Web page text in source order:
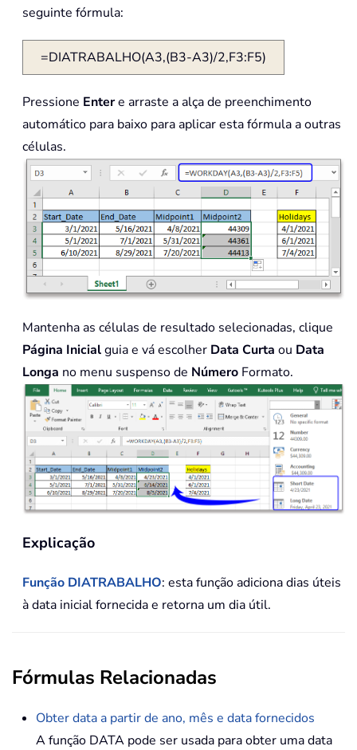
seguinte fórmula:
=DIATRABALHO(A3,(B3-A3)/2,F3:F5)
Pressione Entere arraste a alça de preenchimento
automático para baixo para aplicar esta fórmula a outras
células.
Mantenha as células de resultado selecionadas, clique
Página Inicialguia e vá escolher Data Curta ou Data
Longa no menu suspenso de Número Formato.
Explicação
Função DIATRABALHO: esta função adiciona dias úteis
à data inicial fornecida e retorna um dia útil.
Fórmulas Relacionadas
Obter data a partir de ano, mês e data fornecidos
A função DATA pode ser usada para obter uma data